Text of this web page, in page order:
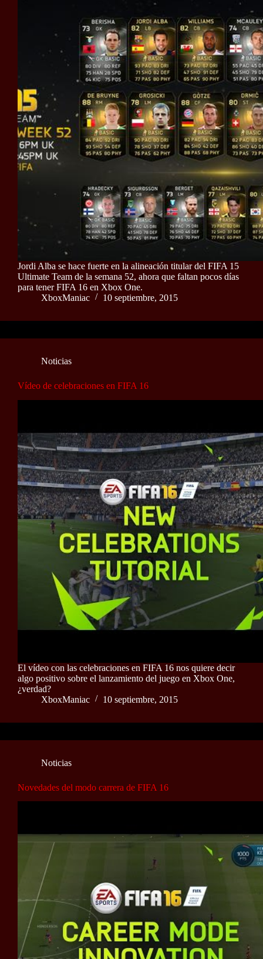
Jordi Alba se hace fuerte en la alineación titular del FIFA 15
Ultimate Team de la semana 52, ahora que faltan pocos días
para tener FIFA 16 en Xbox One.
XboxManiac
10 septiembre, 2015
Noticias
Vídeo de celebraciones en FIFA 16
El vídeo con las celebraciones en FIFA 16 nos quiere decir
algo positivo sobre el lanzamiento del juego en Xbox One,
¿verdad?
XboxManiac
10 septiembre, 2015
Noticias
Novedades del modo carrera de FIFA 16